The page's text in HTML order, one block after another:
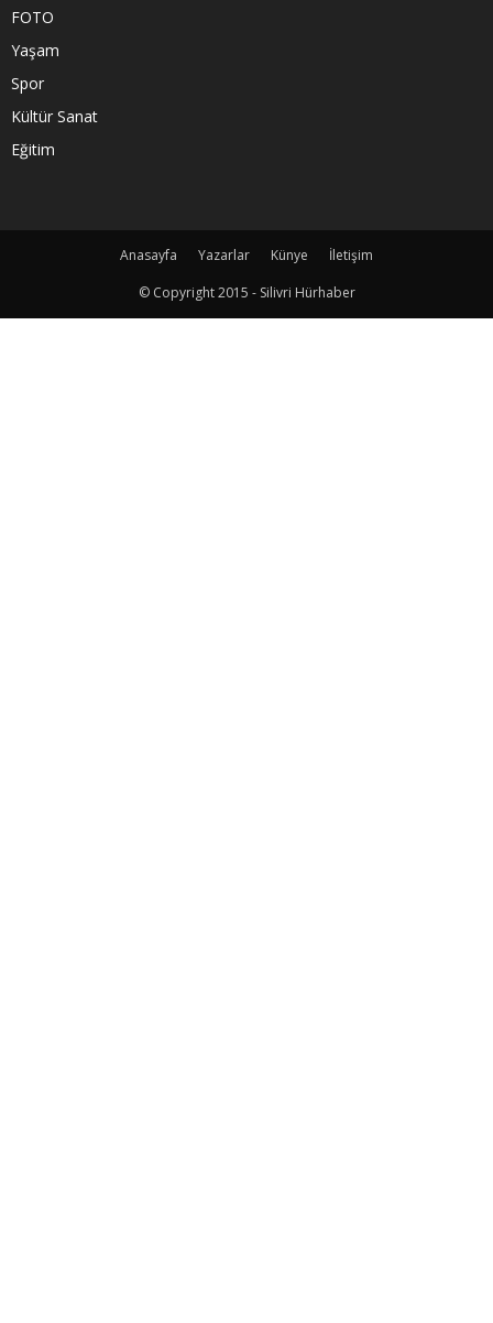
FOTO
Yaşam
Spor
Kültür Sanat
Eğitim
Anasayfa Yazarlar Künye
İletişim
© Copyright 2015 - Silivri Hürhaber